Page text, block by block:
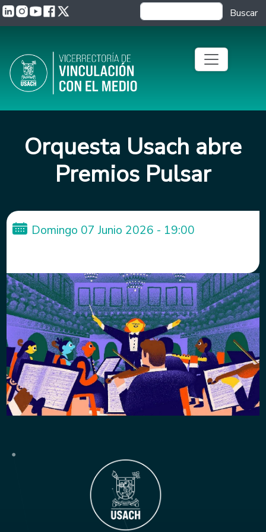
Pasar al contenido principalBuscar
Orquesta Usach abre
Premios Pulsar
Domingo 07 Junio 2026 - 19:00